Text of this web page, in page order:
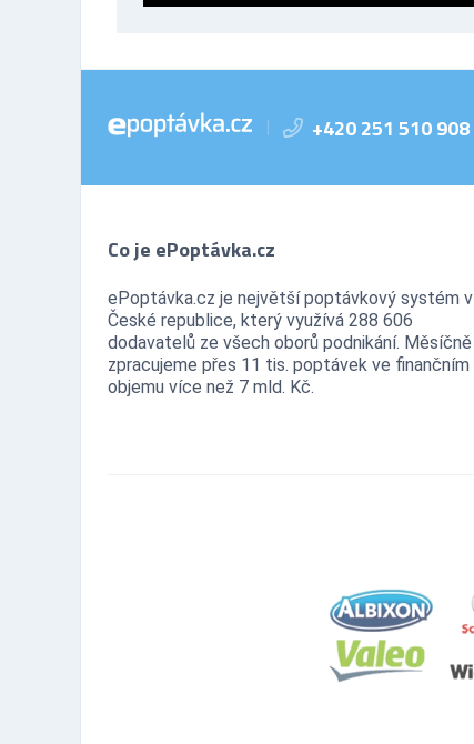
| +420 251 510 908
Co je ePoptávka.cz
ePoptávka.cz je největší poptávkový systém v
České republice, který využívá 288 606
dodavatelů ze všech oborů podnikání. Měsíčně
zpracujeme přes 11 tis. poptávek ve finančním
objemu více než 7 mld. Kč.